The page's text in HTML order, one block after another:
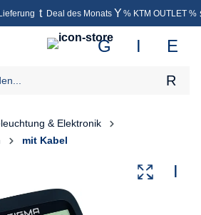
Deal des Monats % KTM OUTLET %
& Elektronik
mit Kabel